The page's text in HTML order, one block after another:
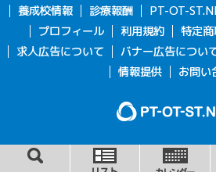
養成校情報
診療報酬 PT-OT-
プロフィール
利用規約
特定
求人広告について
バナー広告につい
情報提供
お問い